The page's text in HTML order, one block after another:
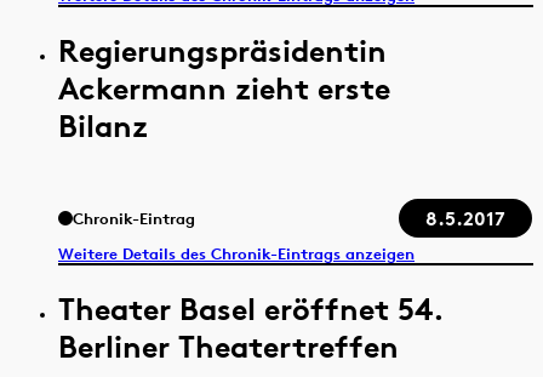
Regierungspräsidentin
Ackermann zieht erste
Bilanz
Chronik-Eintrag 8.5.2017
Weitere Details des Chronik-Eintrags anzeigen
Theater Basel eröffnet 54.
Berliner Theatertreffen